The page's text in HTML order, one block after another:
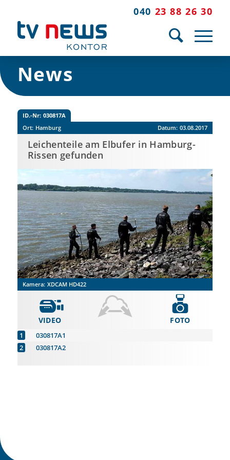
040 23 88 26 30
News
ID.-Nr: 030817A
Ort: Hamburg Datum: 03.08.2017
Leichenteile am Elbufer in Hamburg-
Rissen gefunden
Kamera: XDCAM HD422
VIDEO
030817A1
030817A2
FOTO